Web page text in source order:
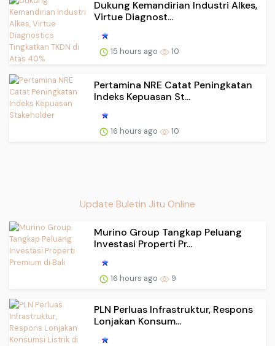
Dukung Kemandirian Industri Alkes,
Virtue Diagnost...
15 hours ago 10
Pertamina NRE Catat Peningkatan
Indeks Kepuasan St...
16 hours ago 10
Update Buletin Jitu Online
Murino Group Tangkap Peluang
Investasi Properti Pr...
16 hours ago 9
PLN Perluas Infrastruktur, Respons
Lonjakan Konsum...